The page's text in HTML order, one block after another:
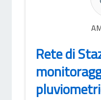
Rete di